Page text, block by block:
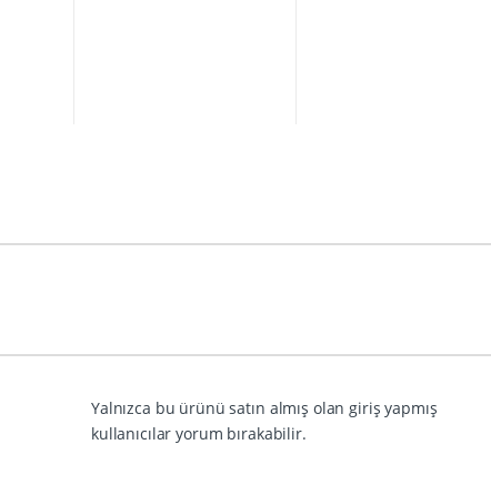
Yalnızca bu ürünü satın almış olan giriş yapmış
kullanıcılar yorum bırakabilir.